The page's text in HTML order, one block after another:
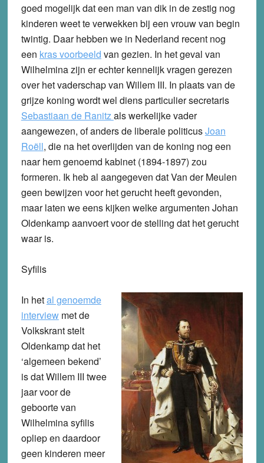
goed mogelijk dat een man van dik in de zestig nog
kinderen weet te verwekken bij een vrouw van begin
twintig. Daar hebben we in Nederland recent nog
een kras voorbeeld van gezien. In het geval van
Wilhelmina zijn er echter kennelijk vragen gerezen
over het vaderschap van Willem III. In plaats van de
grijze koning wordt wel diens particulier secretaris
Sebastiaan de Ranitzals werkelijke vader
aangewezen, of anders de liberale politicusJoan
Roëll, die na het overlijden van de koning nog een
naar hem genoemd kabinet (1894-1897) zou
formeren. Ik heb al aangegeven dat Van der Meulen
geen bewijzen voor het gerucht heeft gevonden,
maar laten we eens kijken welke argumenten Johan
Oldenkamp aanvoert voor de stelling dat het gerucht
waar is.
Syfilis
In hetal genoemde
interviewmet de
Volkskrant stelt
Oldenkamp dat het
‘algemeen bekend’
is dat Willem III twee
jaar voor de
geboorte van
Wilhelmina syfilis
opliep en daardoor
geen kinderen meer